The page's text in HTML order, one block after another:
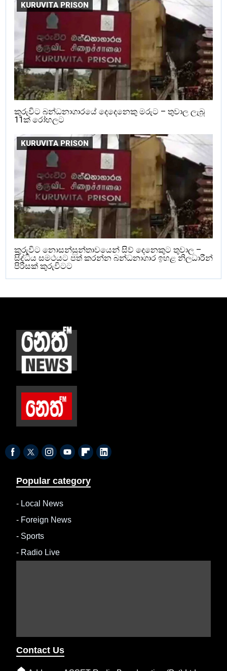
KURUVITA PRISON
කුරුවිට බන්ධනාගාරයේ දෙදෙනෙකු මරුට – තුවාල ලැබූ
11ක් රෝහලට
KURUVITA PRISON
කුරුවිට නොසන්සුන්තාවයෙන් සිව් දෙනෙකුට තුවාල –
සිද්ධිය සමථයට පත් කරන්න බන්ධනාගාර ඉහළ නිලධාරීන්
පිරිසක් කුරුවිටට
Popular category
- Local News
- Foreign News
- Sports
- Radio Live
Contact Us